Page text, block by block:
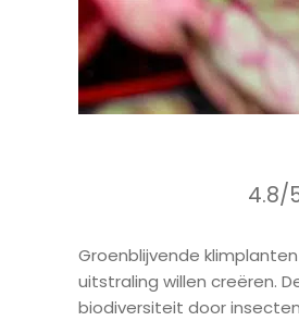
4.8/
Groenblijvende
uitstraling willen creëren.
biodiversiteit door